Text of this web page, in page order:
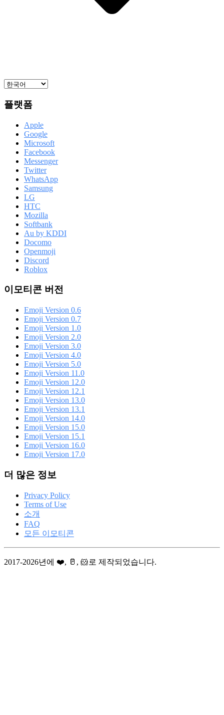
플랫폼
Apple
Google
Microsoft
Facebook
Messenger
Twitter
WhatsApp
Samsung
LG
HTC
Mozilla
Softbank
Au by KDDI
Docomo
Openmoji
Discord
Roblox
이모티콘 버전
Emoji Version 0.6
Emoji Version 0.7
Emoji Version 1.0
Emoji Version 2.0
Emoji Version 3.0
Emoji Version 4.0
Emoji Version 5.0
Emoji Version 11.0
Emoji Version 12.0
Emoji Version 12.1
Emoji Version 13.0
Emoji Version 13.1
Emoji Version 14.0
Emoji Version 15.0
Emoji Version 15.1
Emoji Version 16.0
Emoji Version 17.0
더 많은 정보
Privacy Policy
Terms of Use
소개
FAQ
모든 이모티콘
2017-2026년에 ❤️, 🥛, 🐹로 제작되었습니다.